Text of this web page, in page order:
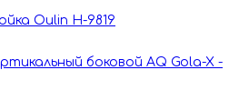
Oulin H-9819
боковой AQ Gola-X -